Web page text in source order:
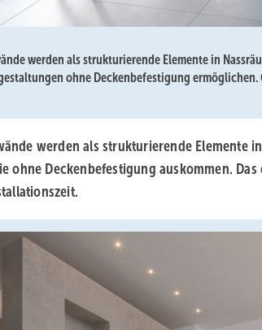
werden als strukturierende Elemente in
ohne Deckenbefestigung
werden als strukturierende
ohne Deckenbefestigung auskommen.